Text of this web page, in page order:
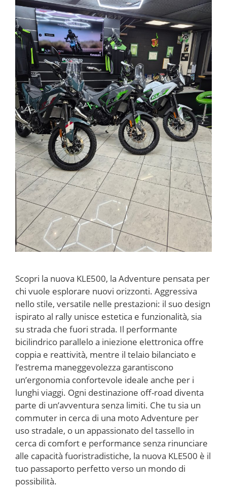
Scopri la nuova KLE500, la Adventure pensata per
chi vuole esplorare nuovi orizzonti. Aggressiva
nello stile, versatile nelle prestazioni: il suo design
ispirato al rally unisce estetica e funzionalità, sia
su strada che fuori strada. Il performante
bicilindrico parallelo a iniezione elettronica offre
coppia e reattività, mentre il telaio bilanciato e
l’estrema maneggevolezza garantiscono
un’ergonomia confortevole ideale anche per i
lunghi viaggi. Ogni destinazione off-road diventa
parte di un’avventura senza limiti. Che tu sia un
commuter in cerca di una moto Adventure per
uso stradale, o un appassionato del tassello in
cerca di comfort e performance senza rinunciare
alle capacità fuoristradistiche, la nuova KLE500 è il
tuo passaporto perfetto verso un mondo di
possibilità.